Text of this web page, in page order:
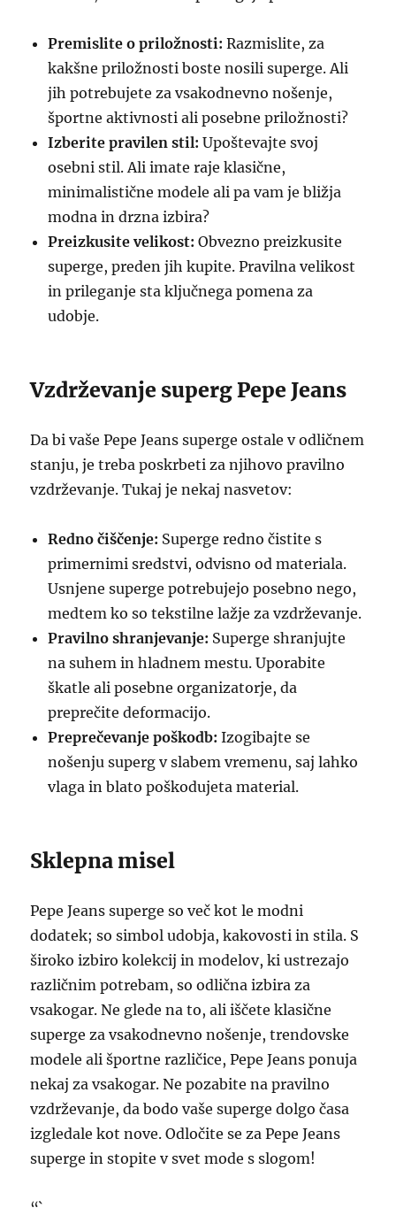
Premislite o priložnosti: Razmislite, za
kakšne priložnosti boste nosili superge. Ali
jih potrebujete za vsakodnevno nošenje,
športne aktivnosti ali posebne priložnosti?
Izberite pravilen stil: Upoštevajte svoj
osebni stil. Ali imate raje klasične,
minimalistične modele ali pa vam je bližja
modna in drzna izbira?
Preizkusite velikost: Obvezno preizkusite
superge, preden jih kupite. Pravilna velikost
in prileganje sta ključnega pomena za
udobje.
Vzdrževanje superg Pepe Jeans
Da bi vaše Pepe Jeans superge ostale v odličnem
stanju, je treba poskrbeti za njihovo pravilno
vzdrževanje. Tukaj je nekaj nasvetov:
Redno čiščenje: Superge redno čistite s
primernimi sredstvi, odvisno od materiala.
Usnjene superge potrebujejo posebno nego,
medtem ko so tekstilne lažje za vzdrževanje.
Pravilno shranjevanje: Superge shranjujte
na suhem in hladnem mestu. Uporabite
škatle ali posebne organizatorje, da
preprečite deformacijo.
Preprečevanje poškodb: Izogibajte se
nošenju superg v slabem vremenu, saj lahko
vlaga in blato poškodujeta material.
Sklepna misel
Pepe Jeans superge so več kot le modni
dodatek; so simbol udobja, kakovosti in stila. S
široko izbiro kolekcij in modelov, ki ustrezajo
različnim potrebam, so odlična izbira za
vsakogar. Ne glede na to, ali iščete klasične
superge za vsakodnevno nošenje, trendovske
modele ali športne različice, Pepe Jeans ponuja
nekaj za vsakogar. Ne pozabite na pravilno
vzdrževanje, da bodo vaše superge dolgo časa
izgledale kot nove. Odločite se za Pepe Jeans
superge in stopite v svet mode s slogom!
“`